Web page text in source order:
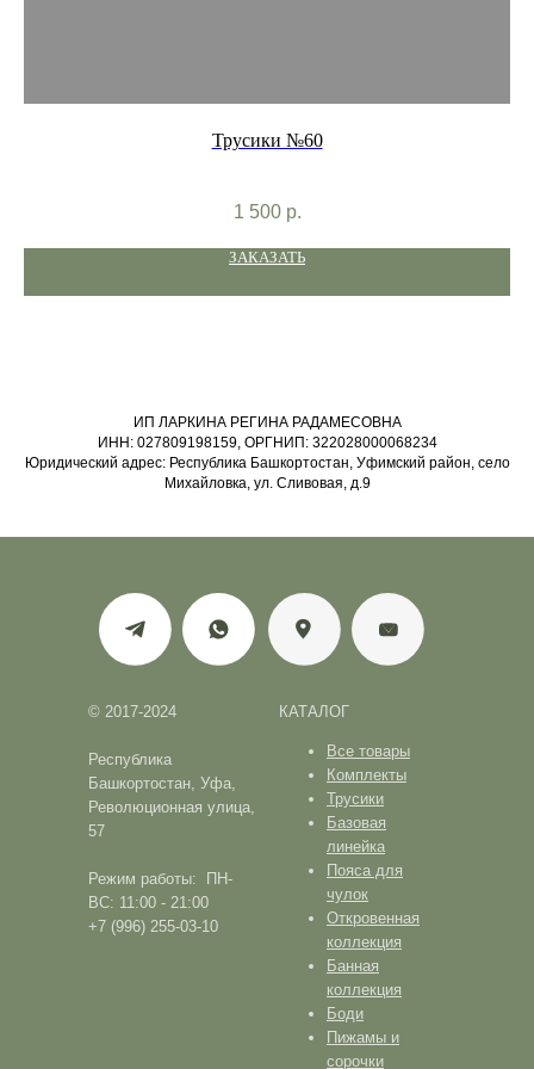
Трусики №60
1 500 р.
ЗАКАЗАТЬ
ИП ЛАРКИНА РЕГИНА РАДАМЕСОВНА
ИНН: 027809198159, ОРГНИП: 322028000068234
Юридический адрес: Республика Башкортостан, Уфимский район, село
Михайловка, ул. Сливовая, д.9
© 2017-2024
Республика
Башкортостан, Уфа,
Революционная улица,
57
Режим работы: ПН-
ВС: 11:00 - 21:00
+7 (996) 255-03-10
КАТАЛОГ
Все товары
Комплекты
Трусики
Базовая
линейка
Пояса для
чулок
Откровенная
коллекция
Банная
коллекция
Боди
Пижамы и
сорочки